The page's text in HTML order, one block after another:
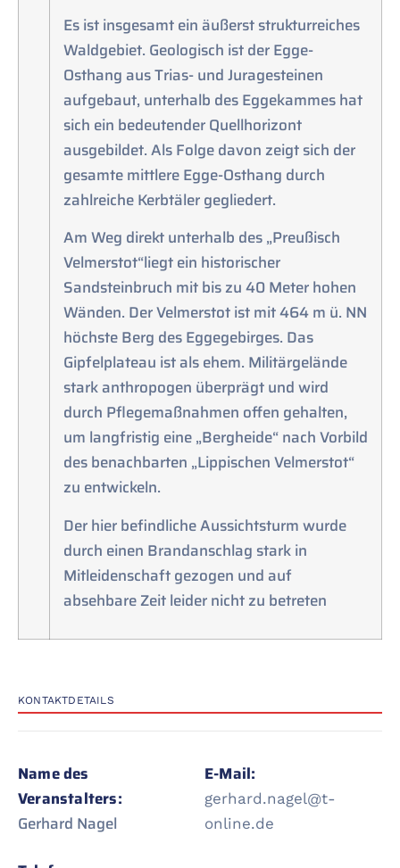
Es ist insgesamt ein äußerst strukturreiches
Waldgebiet. Geologisch ist der Egge-
Osthang aus Trias- und Juragesteinen
aufgebaut, unterhalb des Eggekammes hat
sich ein bedeutender Quellhorizont
ausgebildet. Als Folge davon zeigt sich der
gesamte mittlere Egge-Osthang durch
zahlreiche Kerbtäler gegliedert.
Am Weg direkt unterhalb des „Preußisch
Velmerstot“liegt ein historischer
Sandsteinbruch mit bis zu 40 Meter hohen
Wänden. Der Velmerstot ist mit 464 m ü. NN
höchste Berg des Eggegebirges. Das
Gipfelplateau ist als ehem. Militärgelände
stark anthropogen überprägt und wird
durch Pflegemaßnahmen offen gehalten,
um langfristig eine „Bergheide“ nach Vorbild
des benachbarten „Lippischen Velmerstot“
zu entwickeln.
Der hier befindliche Aussichtsturm wurde
durch einen Brandanschlag stark in
Mitleidenschaft gezogen und auf
absehbare Zeit leider nicht zu betreten
KONTAKTDETAILS
Name des
Veranstalters:
Gerhard Nagel
E-Mail:
gerhard.nagel@t-
online.de